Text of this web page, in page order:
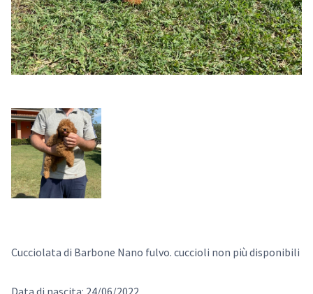
Cucciolata di Barbone Nano fulvo. cuccioli non più disponibili
Data di nascita: 24/06/2022